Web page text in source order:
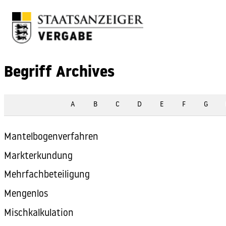
Begriff Archives
A B C D E F G
Mantelbogenverfahren
Markterkundung
Mehrfachbeteiligung
Mengenlos
Mischkalkulation